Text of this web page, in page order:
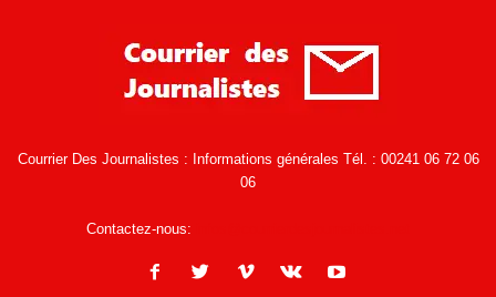
Courrier Des Journalistes : Informations générales Tél. : 00241 06 72 06
06
Contactez-nous: